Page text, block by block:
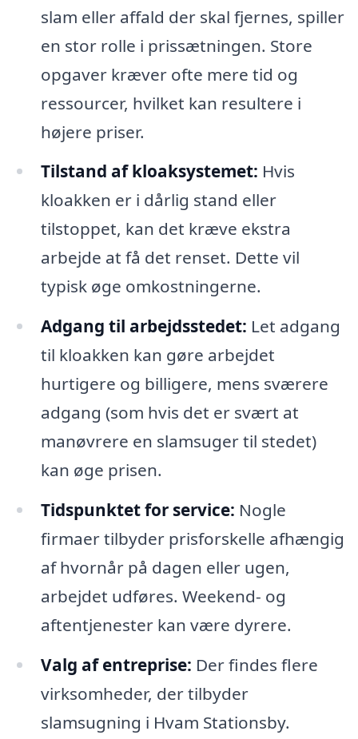
slam eller affald der skal fjernes, spiller
en stor rolle i prissætningen. Store
opgaver kræver ofte mere tid og
ressourcer, hvilket kan resultere i
højere priser.
Tilstand af kloaksystemet: Hvis
kloakken er i dårlig stand eller
tilstoppet, kan det kræve ekstra
arbejde at få det renset. Dette vil
typisk øge omkostningerne.
Adgang til arbejdsstedet: Let adgang
til kloakken kan gøre arbejdet
hurtigere og billigere, mens sværere
adgang (som hvis det er svært at
manøvrere en slamsuger til stedet)
kan øge prisen.
Tidspunktet for service: Nogle
firmaer tilbyder prisforskelle afhængig
af hvornår på dagen eller ugen,
arbejdet udføres. Weekend- og
aftentjenester kan være dyrere.
Valg af entreprise: Der findes flere
virksomheder, der tilbyder
slamsugning i Hvam Stationsby.